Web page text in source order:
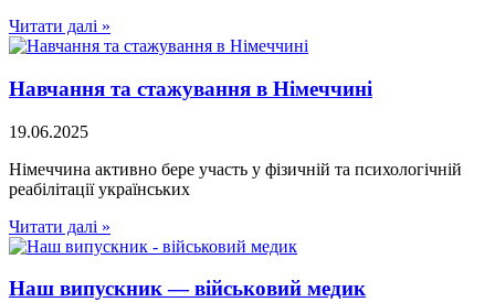
Читати далі »
Навчання та стажування в Німеччині
19.06.2025
Німеччина активно бере участь у фізичній та психологічній
реабілітації українських
Читати далі »
Наш випускник — військовий медик